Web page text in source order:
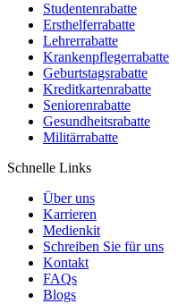
Studentenrabatte
Ersthelferrabatte
Lehrerrabatte
Krankenpflegerrabatte
Geburtstagsrabatte
Kreditkartenrabatte
Seniorenrabatte
Gesundheitsrabatte
Militärrabatte
Schnelle Links
Über uns
Karrieren
Medienkit
Schreiben Sie für uns
Kontakt
FAQs
Blogs